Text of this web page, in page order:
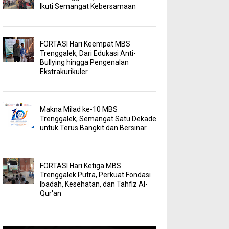
Ikuti Semangat Kebersamaan
FORTASI Hari Keempat MBS
Trenggalek, Dari Edukasi Anti-
Bullying hingga Pengenalan
Ekstrakurikuler
Makna Milad ke-10 MBS
Trenggalek, Semangat Satu Dekade
untuk Terus Bangkit dan Bersinar
FORTASI Hari Ketiga MBS
Trenggalek Putra, Perkuat Fondasi
Ibadah, Kesehatan, dan Tahfiz Al-
Qur'an